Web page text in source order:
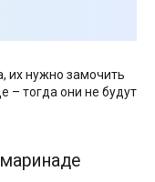
их нужно замочить
– тогда они не будут